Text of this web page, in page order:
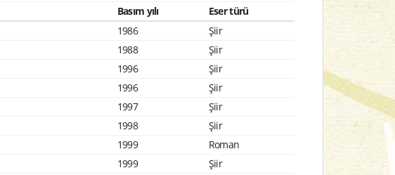
Basım yılı
Eser türü
1986
Şiir
1988
Şiir
1996
Şiir
1996
Şiir
1997
Şiir
1998
Şiir
1999
Roman
1999
Şiir